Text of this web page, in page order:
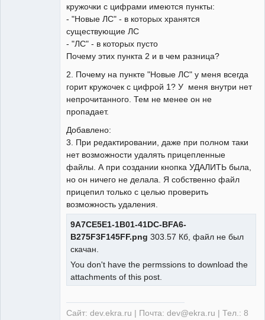
кружочки с цифрами имеются пункты:
- "Новые ЛС" - в которых хранятся
существующие ЛС
- "ЛС" - в которых пусто
Почему этих пункта 2 и в чем разница?
2. Почему на пункте "Новые ЛС" у меня всегда
горит кружочек с цифрой 1? У меня внутри нет
непрочитанного. Тем не менее он не
пропадает.
Добавлено:
3. При редактировании, даже при полном таки
нет возможности удалять прицепленные
файлы. А при создании кнопка УДАЛИТЬ была,
но он ничего не делала. Я собственно файл
прицепил только с целью проверить
возможность удаления.
9A7CE5E1-1B01-41DC-BFA6-
B275F3F145FF.png 303.57 Кб, файл не был
скачан.
You don't have the permssions to download the
attachments of this post.
Сайт: dev.ekra.ru | Почта: dev@ekra.ru | Тел.: 8